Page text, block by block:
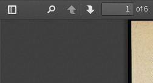
Toggle
PreviousNext
of 6